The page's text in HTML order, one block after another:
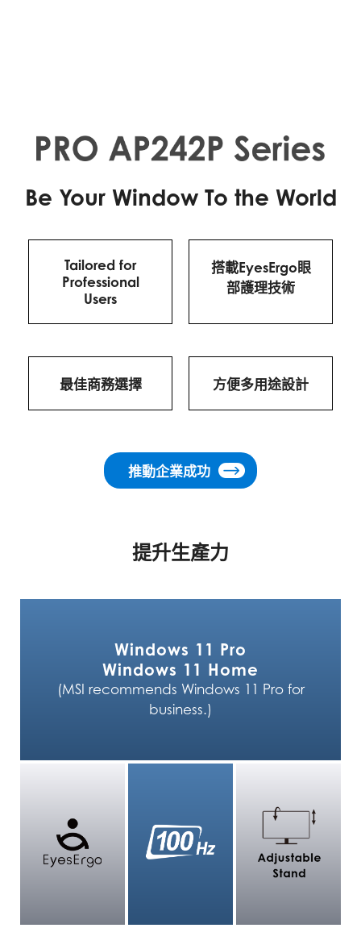
Be Your Window To the World
Tailored for
Professional
Users
搭載EyesErgo眼
部護理技術
最佳商務選擇 方便多用途設計
推動企業成功
提升生產力
Windows 11 Pro
Windows 11 Home
(MSI recommends Windows 11 Pro for
business.)